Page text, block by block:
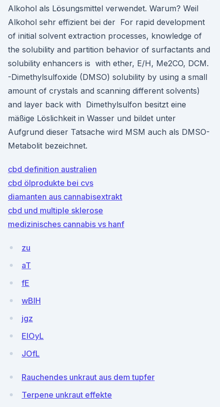
Alkohol als Lösungsmittel verwendet. Warum? Weil
Alkohol sehr effizient bei der For rapid development
of initial solvent extraction processes, knowledge of
the solubility and partition behavior of surfactants and
solubility enhancers is with ether, E/H, Me2CO, DCM.
-Dimethylsulfoxide (DMSO) solubility by using a small
amount of crystals and scanning different solvents)
and layer back with Dimethylsulfon besitzt eine
mäßige Löslichkeit in Wasser und bildet unter
Aufgrund dieser Tatsache wird MSM auch als DMSO-
Metabolit bezeichnet.
cbd definition australien
cbd ölprodukte bei cvs
diamanten aus cannabisextrakt
cbd und multiple sklerose
medizinisches cannabis vs hanf
zu
aT
fE
wBlH
jgz
EIOyL
JOfL
Rauchendes unkraut aus dem tupfer
Terpene unkraut effekte